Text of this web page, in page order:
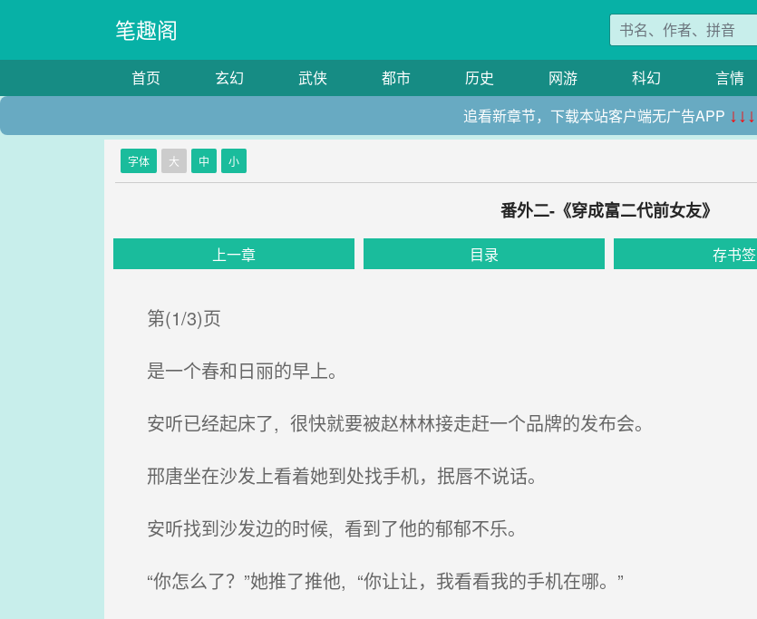
笔趣阁
首页 玄幻 武侠 都市 历史 网游 科幻 言情
追看新章节，下载本站客户端无广告APP ↓↓↓
字体 大 中 小
番外二-《穿成富二代前女友》
上一章 目录 存书签
第(1/3)页
是一个春和日丽的早上。
安听已经起床了, 很快就要被赵林林接走赶一个品牌的发布会。
邢唐坐在沙发上看着她到处找手机，抿唇不说话。
安听找到沙发边的时候, 看到了他的郁郁不乐。
“你怎么了？”她推了推他, “你让让，我看看我的手机在哪。”